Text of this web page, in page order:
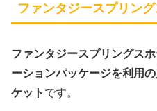
ファンタジースプリン
ファンタジースプリングス
ーションパッケージを利用
ケット です。